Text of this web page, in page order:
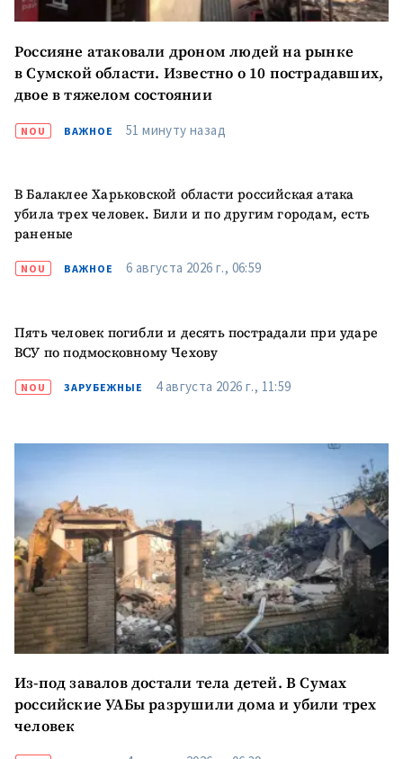
Россияне атаковали дроном людей на рынке
в Сумской области. Известно о 10 пострадавших,
двое в тяжелом состоянии
NOU ВАЖНОЕ 51 минуту назад
В Балаклее Харьковской области российская атака
убила трех человек. Били и по другим городам, есть
раненые
NOU ВАЖНОЕ 6 августа 2026 г., 06:59
Пять человек погибли и десять пострадали при ударе
ВСУ по подмосковному Чехову
NOU ЗАРУБЕЖНЫЕ 4 августа 2026 г., 11:59
Из-под завалов достали тела детей. В Сумах
российские УАБы разрушили дома и убили трех
человек